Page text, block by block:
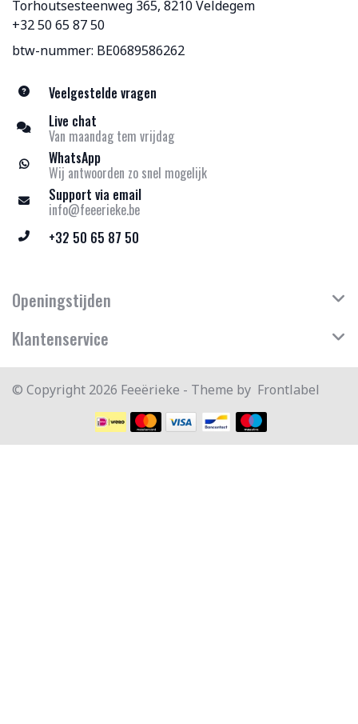
Torhoutsesteenweg 365, 8210 Veldegem
+32 50 65 87 50
btw-nummer: BE0689586262
Veelgestelde vragen
Live chat
Van maandag tem vrijdag
WhatsApp
Wij antwoorden zo snel mogelijk
Support via email
info@feeerieke.be
+32 50 65 87 50
Openingstijden
Klantenservice
© Copyright 2026 Feeërieke - Theme by Frontlabel